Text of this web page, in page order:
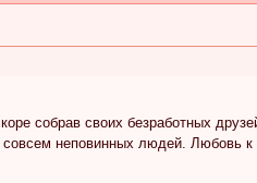
собрав своих безработных
неповинных людей. Любовь к